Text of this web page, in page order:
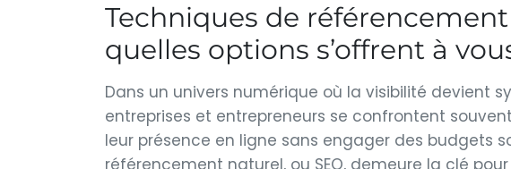
Techniques de
quelles options s’offrent à
Dans un univers numérique où la visibilité devient
entreprises et entrepreneurs se confrontent
leur présence en ligne sans engager des budgets
référencement naturel, ou SEO, demeure la clé